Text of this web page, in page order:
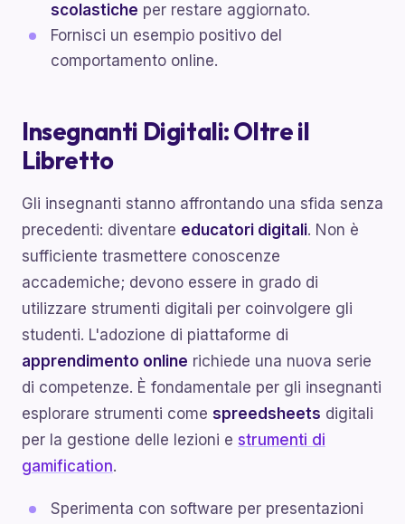
scolastiche per restare aggiornato.
Fornisci un esempio positivo del
comportamento online.
Insegnanti Digitali: Oltre il
Libretto
Gli insegnanti stanno affrontando una sfida senza
precedenti: diventare educatori digitali. Non è
sufficiente trasmettere conoscenze
accademiche; devono essere in grado di
utilizzare strumenti digitali per coinvolgere gli
studenti. L'adozione di piattaforme di
apprendimento online richiede una nuova serie
di competenze. È fondamentale per gli insegnanti
esplorare strumenti come spreedsheets digitali
per la gestione delle lezioni e strumenti di
gamification.
Sperimenta con software per presentazioni